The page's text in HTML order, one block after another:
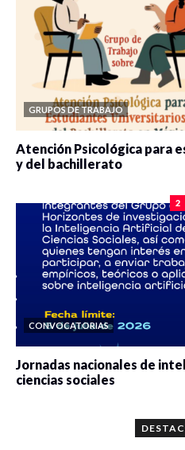
GRUPOS DE TRABAJO
Atención Psicológica para
y del bachillerato
2
CONVOCATORIAS
Jornadas nacionales de
ciencias sociales